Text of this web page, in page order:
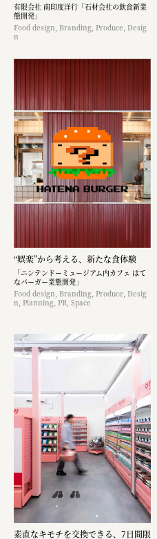
有限会社 南印度洋行「石材会社の飲食新業
態開発」
Food design, Branding, Produce, Desig
n
“娯楽”から考える、新たな食体験
「ニンテンドーミュージアム内カフェ はて
なバーガー業態開発」
Food design, Branding, Produce, Desig
n, Planning, PR, Space
素直なキモチを交換できる、7日間限